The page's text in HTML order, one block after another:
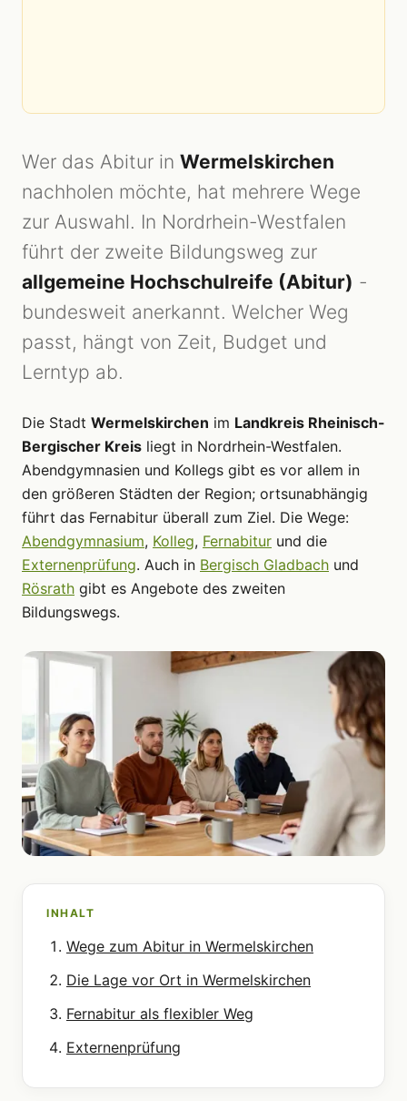
Wer das Abitur in Wermelskirchen
nachholen möchte, hat mehrere Wege
zur Auswahl. In Nordrhein-Westfalen
führt der zweite Bildungsweg zur
allgemeine Hochschulreife (Abitur) -
bundesweit anerkannt. Welcher Weg
passt, hängt von Zeit, Budget und
Lerntyp ab.
Die Stadt Wermelskirchen im Landkreis Rheinisch-
Bergischer Kreis liegt in Nordrhein-Westfalen.
Abendgymnasien und Kollegs gibt es vor allem in
den größeren Städten der Region; ortsunabhängig
führt das Fernabitur überall zum Ziel. Die Wege:
Abendgymnasium, Kolleg, Fernabitur und die
Externenprüfung. Auch in Bergisch Gladbach und
Rösrath gibt es Angebote des zweiten
Bildungswegs.
INHALT
Wege zum Abitur in Wermelskirchen
Die Lage vor Ort in Wermelskirchen
Fernabitur als flexibler Weg
Externenprüfung